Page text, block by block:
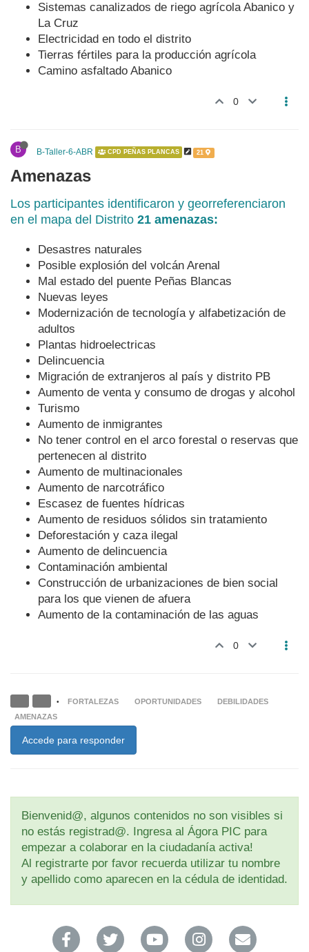
Sistemas canalizados de riego agrícola Abanico y
La Cruz
Electricidad en todo el distrito
Tierras fértiles para la producción agrícola
Camino asfaltado Abanico
0
B B-Taller-6-ABR CPD PEÑAS PLANCAS 21
Amenazas
Los participantes identificaron y georreferenciaron
en el mapa del Distrito 21 amenazas:
Desastres naturales
Posible explosión del volcán Arenal
Mal estado del puente Peñas Blancas
Nuevas leyes
Modernización de tecnología y alfabetización de
adultos
Plantas hidroelectricas
Delincuencia
Migración de extranjeros al país y distrito PB
Aumento de venta y consumo de drogas y alcohol
Turismo
Aumento de inmigrantes
No tener control en el arco forestal o reservas que
pertenecen al distrito
Aumento de multinacionales
Aumento de narcotráfico
Escasez de fuentes hídricas
Aumento de residuos sólidos sin tratamiento
Deforestación y caza ilegal
Aumento de delincuencia
Contaminación ambiental
Construcción de urbanizaciones de bien social
para los que vienen de afuera
Aumento de la contaminación de las aguas
0
• FORTALEZAS OPORTUNIDADES
DEBILIDADES
AMENAZAS
Accede para responder
Bienvenid@, algunos contenidos no son visibles si
no estás registrad@. Ingresa al Ágora PIC para
empezar a colaborar en la ciudadanía activa!
Al registrarte por favor recuerda utilizar tu nombre
y apellido como aparecen en la cédula de identidad.